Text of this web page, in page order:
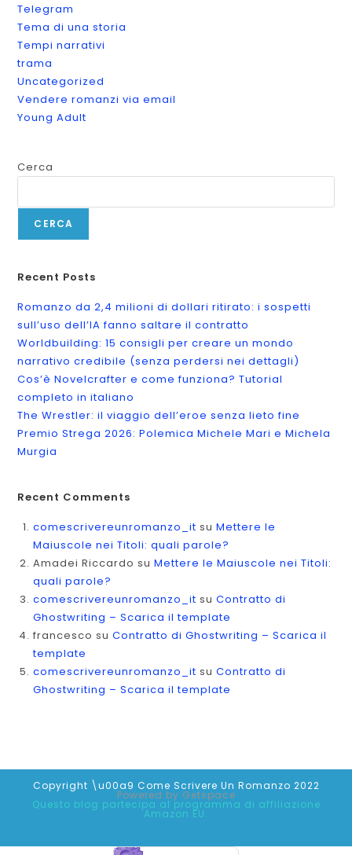
Telegram
Tema di una storia
Tempi narrativi
trama
Uncategorized
Vendere romanzi via email
Young Adult
Cerca
CERCA
Recent Posts
Romanzo da 2,4 milioni di dollari ritirato: i sospetti
sull’uso dell’IA fanno saltare il contratto
Worldbuilding: 15 consigli per creare un mondo
narrativo credibile (senza perdersi nei dettagli)
Cos’è Novelcrafter e come funziona? Tutorial
completo in italiano
The Wrestler: il viaggio dell’eroe senza lieto fine
Premio Strega 2026: Polemica Michele Mari e Michela
Murgia
Recent Comments
comescrivereunromanzo_it suMettere le
Maiuscole nei Titoli: quali parole?
Amadei Riccardo suMettere le Maiuscole nei Titoli:
quali parole?
comescrivereunromanzo_it suContratto di
Ghostwriting – Scarica il template
francesco suContratto di Ghostwriting – Scarica il
template
comescrivereunromanzo_it suContratto di
Ghostwriting – Scarica il template
Copyright \u00a9 Come Scrivere Un Romanzo 2022
Powered by Getspace
Questo blog partecipa al programma di affiliazione
Amazon EU.